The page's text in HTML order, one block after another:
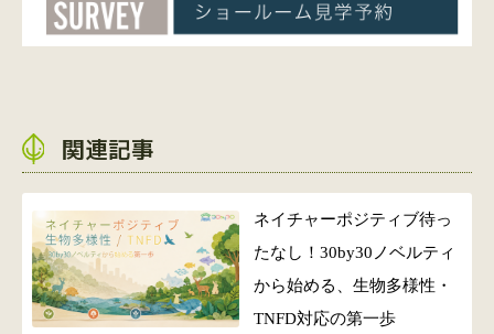
関連記事
ネイチャーポジティブ待っ
たなし！30by30ノベルティ
から始める、生物多様性・
TNFD対応の第一歩